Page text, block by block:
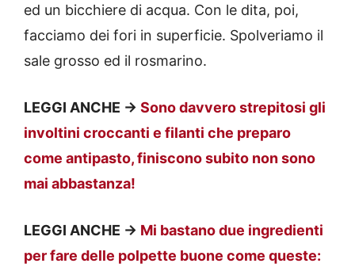
ed un bicchiere di acqua. Con le dita, poi,
facciamo dei fori in superficie. Spolveriamo il
sale grosso ed il rosmarino.
LEGGI ANCHE -> Sono davvero strepitosi gli
involtini croccanti e filanti che preparo
come antipasto, finiscono subito non sono
mai abbastanza!
LEGGI ANCHE -> Mi bastano due ingredienti
per fare delle polpette buone come queste: